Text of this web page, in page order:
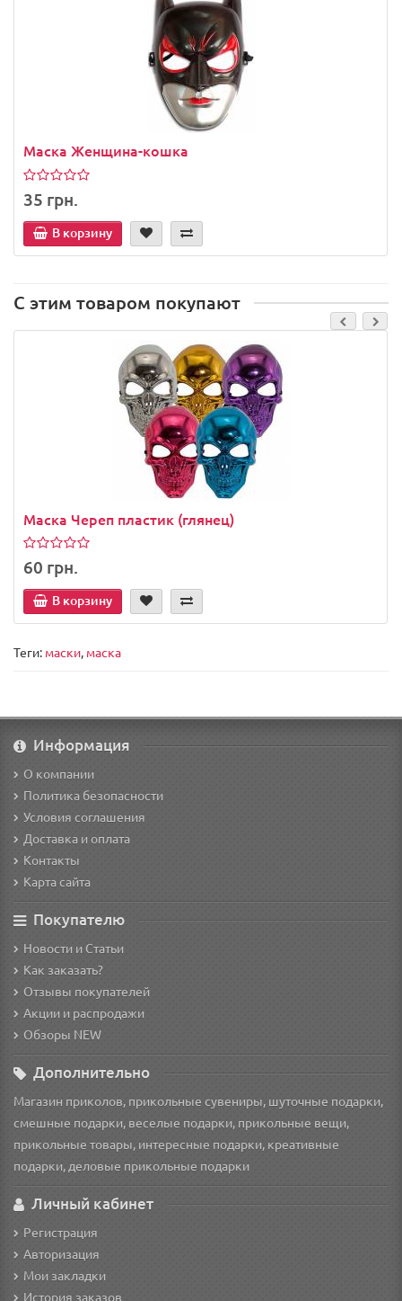
Маска Женщина-кошка
35 грн.
В корзину
С этим товаром покупают
Маска Череп пластик (глянец)
60 грн.
В корзину
Теги: маски, маска
Информация
О компании
Политика безопасности
Условия соглашения
Доставка и оплата
Контакты
Карта сайта
Покупателю
Новости и Статьи
Как заказать?
Отзывы покупателей
Акции и распродажи
Обзоры NEW
Дополнительно
Магазин приколов, прикольные сувениры, шуточные подарки,
смешные подарки, веселые подарки, прикольные вещи,
прикольные товары, интересные подарки, креативные
подарки, деловые прикольные подарки
Личный кабинет
Регистрация
Авторизация
Мои закладки
История заказов